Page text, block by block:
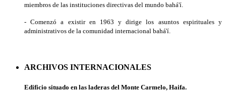
miembros de las instituciones directivas del mundo bahá'í.
- Comenzó a existir en 1963 y dirige los asuntos espirituales y
administrativos de la comunidad internacional bahá'í.
ARCHIVOS INTERNACIONALES
Edificio situado en las laderas del Monte Carmelo, Haifa.